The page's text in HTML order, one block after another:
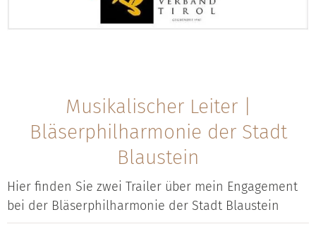
Musikalischer Leiter |
Bläserphilharmonie der Stadt
Blaustein
Hier finden Sie zwei Trailer über mein Engagement
bei der Bläserphilharmonie der Stadt Blaustein